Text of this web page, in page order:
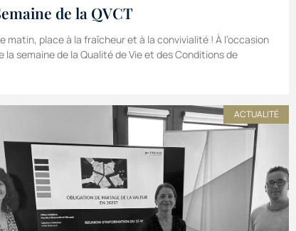
de la QVCT
matin, place à la fraîcheur et à la convivialité ! À l’occasion
la semaine de la Qualité de Vie et des Conditions de
ACTUALITÉ